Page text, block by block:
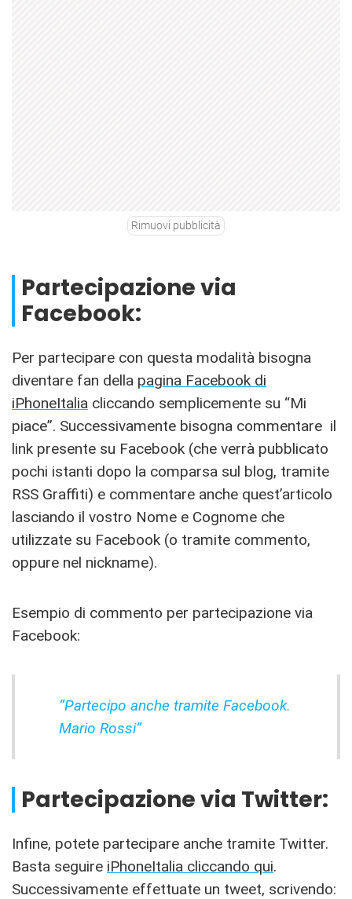
Rimuovi pubblicità
Partecipazione via
Facebook:
Per partecipare con questa modalità bisogna
diventare fan della pagina Facebook di
iPhoneItalia cliccando semplicemente su “Mi
piace”. Successivamente bisogna commentare il
link presente su Facebook (che verrà pubblicato
pochi istanti dopo la comparsa sul blog, tramite
RSS Graffiti) e commentare anche quest’articolo
lasciando il vostro Nome e Cognome che
utilizzate su Facebook (o tramite commento,
oppure nel nickname).
Esempio di commento per partecipazione via
Facebook:
“Partecipo anche tramite Facebook.
Mario Rossi”
Partecipazione via Twitter:
Infine, potete partecipare anche tramite Twitter.
Basta seguire iPhoneItalia cliccando qui.
Successivamente effettuate un tweet, scrivendo: